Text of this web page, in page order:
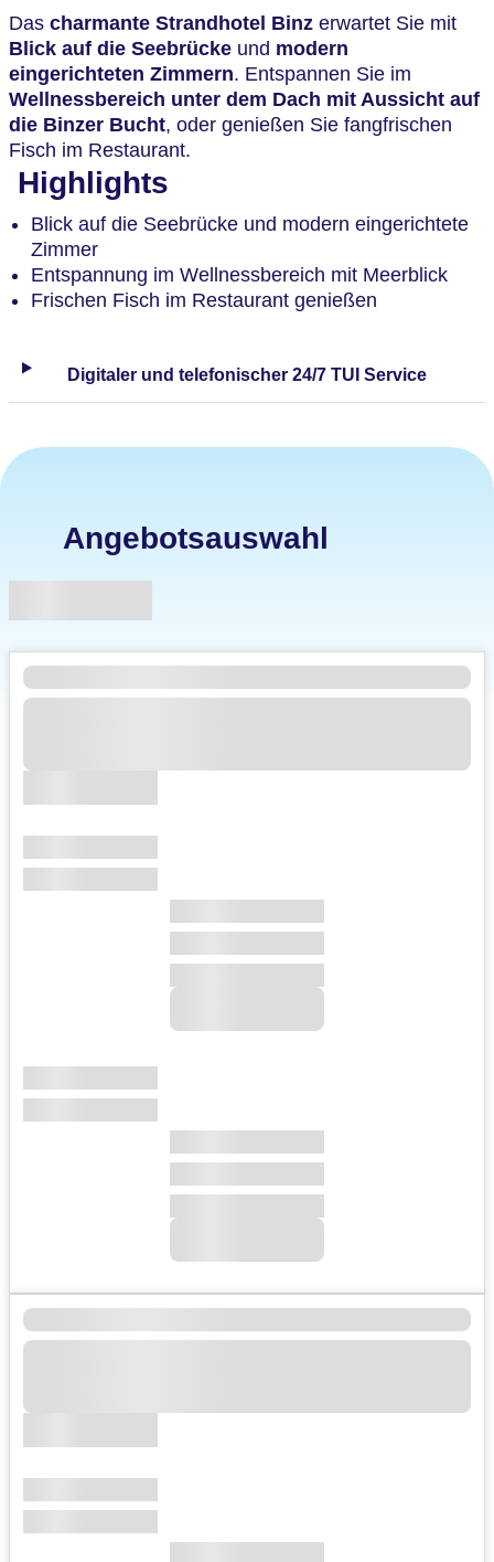
Das charmante Strandhotel Binz erwartet Sie mit
Blick auf die Seebrücke und modern
eingerichteten Zimmern. Entspannen Sie im
Wellnessbereich unter dem Dach mit Aussicht auf
die Binzer Bucht, oder genießen Sie fangfrischen
Fisch im Restaurant.
Highlights
Blick auf die Seebrücke und modern eingerichtete
Zimmer
Entspannung im Wellnessbereich mit Meerblick
Frischen Fisch im Restaurant genießen
Digitaler und telefonischer 24/7 TUI Service
Angebotsauswahl